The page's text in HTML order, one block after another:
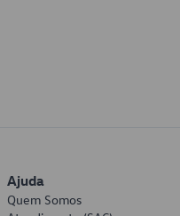
Ajuda
Quem Somos